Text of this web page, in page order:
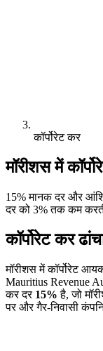
कॉर्पोरेट कर
मॉरीशस में
15% मानक दर और
दर को 3% तक कम
कॉर्पोरेट कर
मॉरीशस में कॉर्पोरेट
Mauritius Revenue
कर दर 15% है, जो
पर और गैर-निवासी